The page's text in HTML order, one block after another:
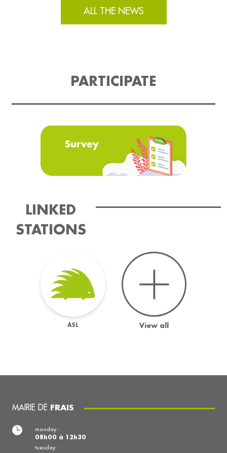
ALL THE NEWS
PARTICIPATE
Survey
LINKED
STATIONS
ASL View all
MAIRIE DE FRAIS
monday :
08h00 à 12h30
tuesday :